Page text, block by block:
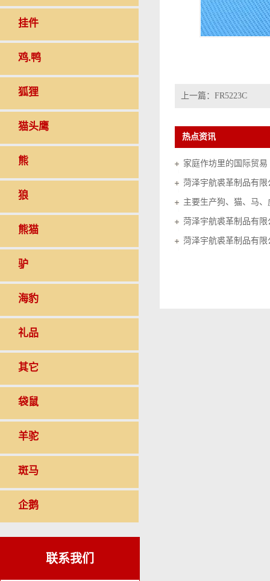
挂件
鸡.鸭
狐狸
猫头鹰
熊
狼
熊猫
驴
海豹
礼品
其它
袋鼠
羊驼
斑马
企鹅
联系我们
上一篇： FR5223C
热点资讯
家庭作坊里的国际贸易
菏泽宇航裘革制品有
菏泽宇航裘革制品有限
菏泽宇航裘革制品有限